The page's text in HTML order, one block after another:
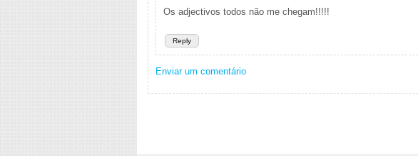
Reply
Os adjectivos todos não me chegam!!!!!
Enviar um comentário